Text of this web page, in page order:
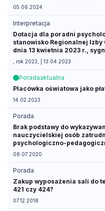
05.06.2024
Interpretacja
Dotacja dla poradni
stanowisko Regionalnej
dnia 13 kwietnia 2023 r.,
, rok 2023, | 13.04.2023
Poradaaktualna
Placówka oświatowa jako
14.02.2023
Porada
Brak podstawy do
nauczycielskiej osób
psychologiczno-
08.07.2020
Porada
Zakup wyposażenia sali do
421 czy 424?
07.12.2018